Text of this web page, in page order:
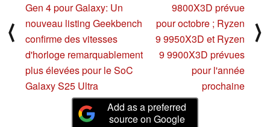
⟨
Gen 4 pour Galaxy: Un
nouveau listing Geekbench
confirme des vitesses
d'horloge remarquablement
plus élevées pour le SoC
Galaxy S25 Ultra
9800X3D prévue
pour octobre ; Ryzen
9 9950X3D et Ryzen
9 9900X3D prévues
pour l'année
prochaine
⟩
Add as a preferred
source on Google